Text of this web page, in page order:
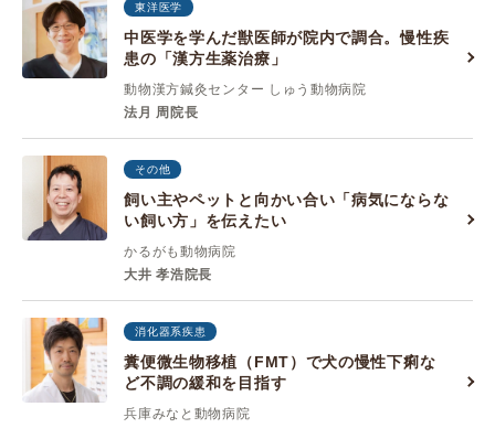
東洋医学
中医学を学んだ獣医師が院内で調合。慢性疾
患の「漢方生薬治療」
動物漢方鍼灸センター しゅう動物病院
法月 周院長
その他
飼い主やペットと向かい合い「病気にならな
い飼い方」を伝えたい
かるがも動物病院
大井 孝浩院長
消化器系疾患
糞便微生物移植（FMT）で犬の慢性下痢な
ど不調の緩和を目指す
兵庫みなと動物病院